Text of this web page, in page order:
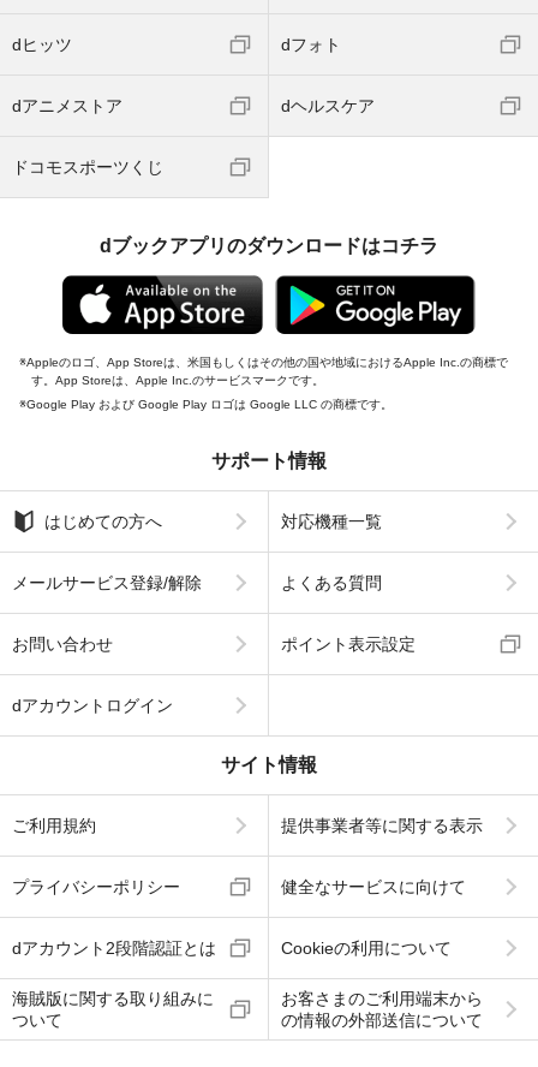
dヒッツ dフォト
dアニメストア dヘルスケア
ドコモスポーツくじ
dブックアプリのダウンロードはコチラ
Appleのロゴ、App Storeは、米国もしくはその他の国や地域におけるApple Inc.の商標で
す。App Storeは、Apple Inc.のサービスマークです。
Google Play および Google Play ロゴは Google LLC の商標です。
サポート情報
はじめての方へ 対応機種一覧
メールサービス登録/解除 よくある質問
お問い合わせ ポイント表示設定
dアカウントログイン
サイト情報
ご利用規約 提供事業者等に関する表示
プライバシーポリシー 健全なサービスに向けて
dアカウント2段階認証とは Cookieの利用について
海賊版に関する取り組みに
ついて
お客さまのご利用端末から
の情報の外部送信について